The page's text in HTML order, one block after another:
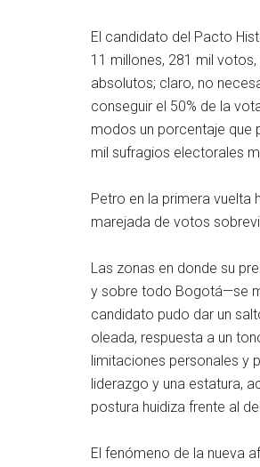
El candidato del Pacto
11 millones, 281 mil
absolutos; claro, no
conseguir el 50% de la
modos un porcentaje que
mil sufragios electorales
Petro en la primera vuelta
marejada de votos
Las zonas en donde su
y sobre todo Bogotá—se
candidato pudo dar un
oleada, respuesta a un
limitaciones personales y
liderazgo y una estatura,
postura huidiza frente al
El fenómeno de la nueva